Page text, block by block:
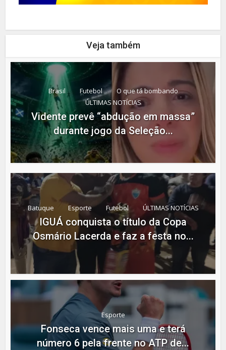
Veja também
Brasil Futebol
O que tá bombando
ÚLTIMAS NOTÍCIAS
Vidente prevê “abdução em massa”
durante jogo da Seleção...
Batuque Esporte Futebol ÚLTIMAS NOTÍCIAS
IGUÁ conquista o título da Copa
Osmário Lacerda e faz a festa no...
Esporte
Fonseca vence mais uma e terá
número 6 pela frente no ATP de...